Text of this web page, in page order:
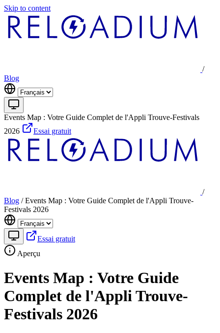
Skip to content
/
Blog
Events Map : Votre Guide Complet de l'Appli Trouve-Festivals
2026
Essai gratuit
/
Blog / Events Map : Votre Guide Complet de l'Appli Trouve-
Festivals 2026
Essai gratuit
Aperçu
Events Map : Votre Guide
Complet de l'Appli Trouve-
Festivals 2026